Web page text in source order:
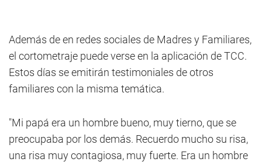
Además de en redes sociales de Madres y Familiares,
el cortometraje puede verse en la aplicación de TCC.
Estos días se emitirán testimoniales de otros
familiares con la misma temática.
"Mi papá era un hombre bueno, muy tierno, que se
preocupaba por los demás. Recuerdo mucho su risa,
una risa muy contagiosa, muy fuerte. Era un hombre